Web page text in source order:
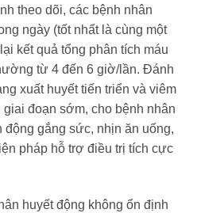
theo dõi, các bệnh nhân
ngày (tốt nhất là cùng một
kết quả tổng phân tích máu
từ 4 đến 6 giờ/lần. Đánh
xuất huyết tiến triển và viêm
giai đoạn sớm, cho bệnh nhân
gắng sức, nhịn ăn uống,
pháp hỗ trợ điều trị tích cực
huyết động không ổn định